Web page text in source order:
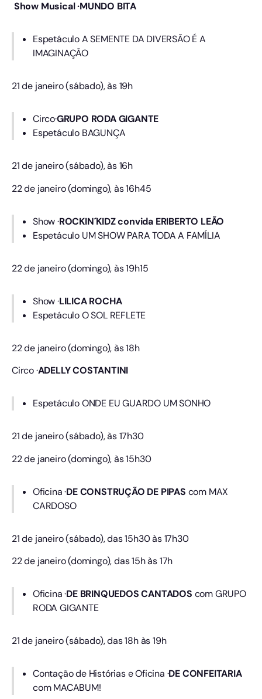
Show Musical ·MUNDO BITA
Espetáculo A SEMENTE DA DIVERSÃO É A
IMAGINAÇÃO
21 de janeiro (sábado), às 19h
Circo·GRUPO RODA GIGANTE
Espetáculo BAGUNÇA
21 de janeiro (sábado), às 16h
22 de janeiro (domingo), às 16h45
Show ·ROCKIN´KIDZ convida ERIBERTO LEÃO
Espetáculo UM SHOW PARA TODA A FAMÍLIA
22 de janeiro (domingo), às 19h15
Show ·LILICA ROCHA
Espetáculo O SOL REFLETE
22 de janeiro (domingo), às 18h
Circo ·ADELLY COSTANTINI
Espetáculo ONDE EU GUARDO UM SONHO
21 de janeiro (sábado), às 17h30
22 de janeiro (domingo), às 15h30
Oficina ·DE CONSTRUÇÃO DE PIPAS com MAX
CARDOSO
21 de janeiro (sábado), das 15h30 às 17h30
22 de janeiro (domingo), das 15h às 17h
Oficina ·DE BRINQUEDOS CANTADOS com GRUPO
RODA GIGANTE
21 de janeiro (sábado), das 18h às 19h
Contação de Histórias e Oficina ·DE CONFEITARIA
com MACABUM!